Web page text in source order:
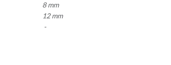
8 mm
12 mm
-